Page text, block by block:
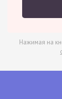
Нажимая на